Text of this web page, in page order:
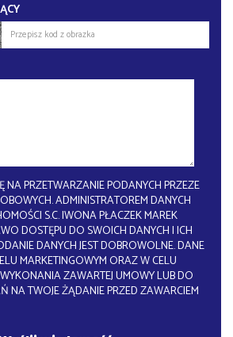
NA PRZETWARZANIE PODANYCH PRZEZE
ADMINISTRATOREM DANYCH
S.C. IWONA PŁACZEK MAREK
DOSTĘPU DO SWOICH DANYCH I ICH
DANYCH JEST DOBROWOLNE. DANE
MARKETINGOWYM ORAZ W CELU
ZAWARTEJ UMOWY LUB DO
NA TWOJE ŻĄDANIE PRZED ZAWARCIEM